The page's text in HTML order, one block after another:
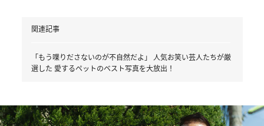
関連記事
「もう喋りださないのが不自然だよ」 人気お笑い芸人たちが厳
選した 愛するペットのベスト写真を大放出！